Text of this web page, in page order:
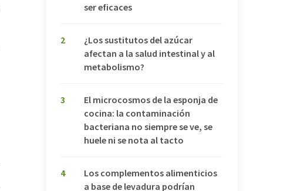
ser eficaces
2
¿Los sustitutos del azúcar
afectan a la salud intestinal y al
metabolismo?
3
El microcosmos de la esponja de
cocina: la contaminación
bacteriana no siempre se ve, se
huele ni se nota al tacto
4
Los complementos alimenticios
a base de levadura podrían